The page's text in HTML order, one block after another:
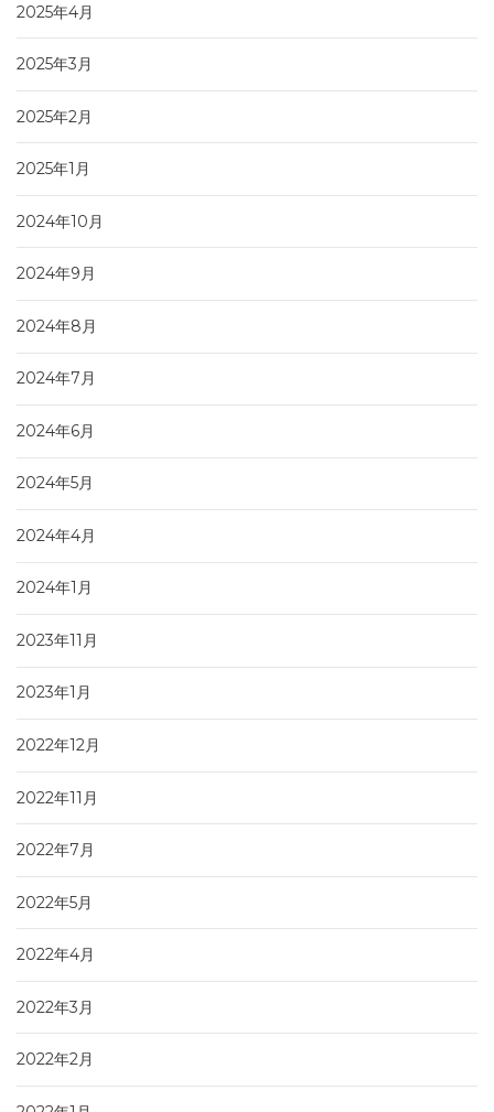
2025年4月
2025年3月
2025年2月
2025年1月
2024年10月
2024年9月
2024年8月
2024年7月
2024年6月
2024年5月
2024年4月
2024年1月
2023年11月
2023年1月
2022年12月
2022年11月
2022年7月
2022年5月
2022年4月
2022年3月
2022年2月